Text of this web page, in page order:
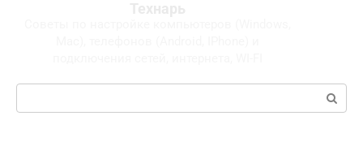
Поиск: